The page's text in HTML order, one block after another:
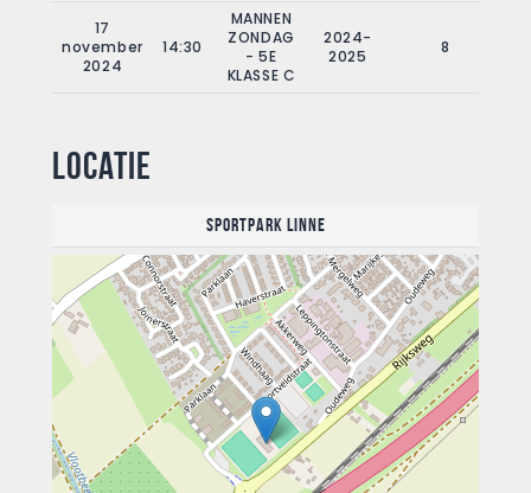
17
november
2024
14:30
MANNEN
ZONDAG
- 5E
KLASSE C
2024-
2025
8
Locatie
Sportpark Linne